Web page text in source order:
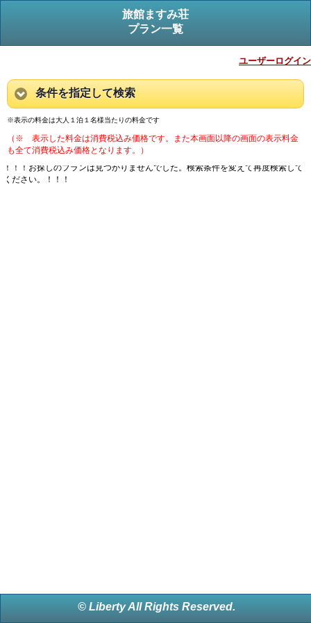
旅館ますみ荘
プラン一覧
ユーザーログイン
条件を指定して検索
※表示の料金は大人１泊１名様当たりの料金です
（※ 表示した料金は消費税込み価格です。また本画面以降の画面の表示料金
も全て消費税込み価格となります。）
！！！お探しのプランは見つかりませんでした。検索条件を変えて再度検索して
ください。！！！
© Liberty All Rights Reserved.